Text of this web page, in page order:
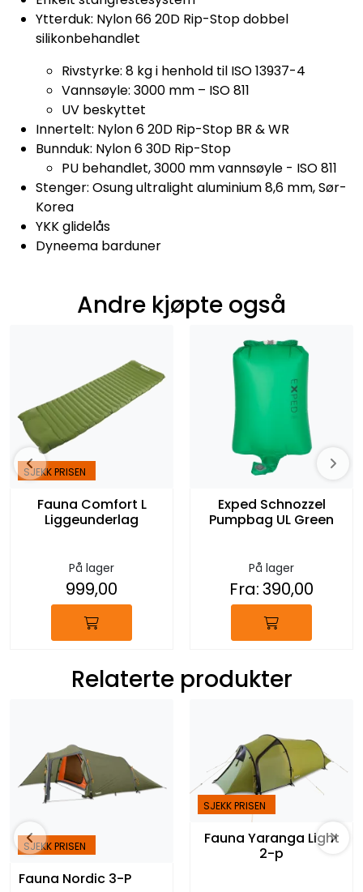
Ytterduk: Nylon 66 20D Rip-Stop dobbel
silikonbehandlet
Rivstyrke: 8 kg i henhold til ISO 13937-4
Vannsøyle: 3000 mm – ISO 811
UV beskyttet
Innertelt: Nylon 6 20D Rip-Stop BR & WR
Bunnduk: Nylon 6 30D Rip-Stop
PU behandlet, 3000 mm vannsøyle - ISO 811
Stenger: Osung ultralight aluminium 8,6 mm, Sør-
Korea
YKK glidelås
Dyneema barduner
Andre kjøpte også
SJEKK PRISEN
Fauna Comfort L
Liggeunderlag
På lager
999,00
Exped Schnozzel
Pumpbag UL Green
På lager
Fra:390,00
Relaterte produkter
SJEKK PRISEN
Fauna Nordic 3-P
SJEKK PRISEN
Fauna Yaranga Light
2-p